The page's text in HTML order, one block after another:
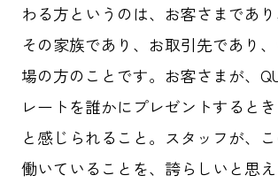
わる方というのは、お客さまであ
その家族であり、お取引先であり
場の方のことです。お客さまが、
レートを誰かにプレゼントすると
と感じられること。スタッフが、
働いていることを、誇らしいと思